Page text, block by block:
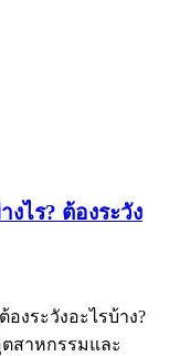
ไร? ต้องระวัง
งระวังอะไรบ้าง?
สาหกรรมและ